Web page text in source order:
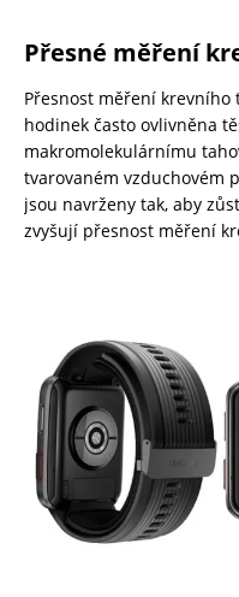
Přesné měření
Přesnost měření
hodinek často ovlivněna
makromolekulárnímu
tvarovaném vzduchovém
jsou navrženy tak, aby
zvyšují přesnost měření